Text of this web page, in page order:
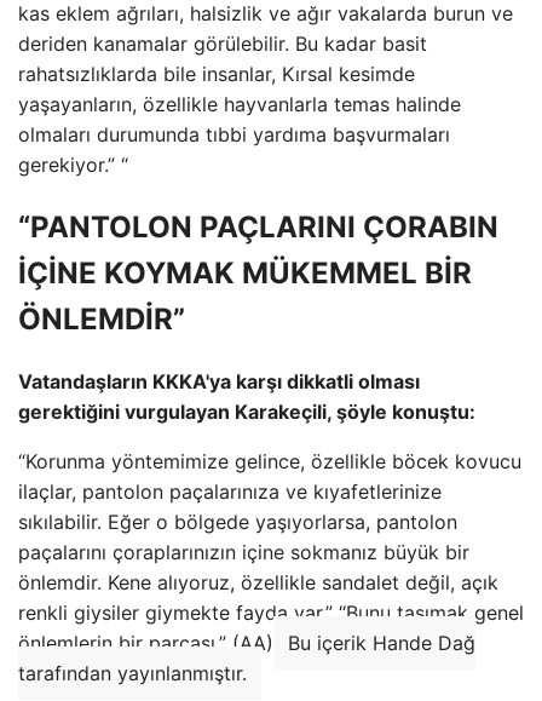
kas eklem ağrıları, halsizlik ve ağır vakalarda burun ve
deriden kanamalar görülebilir. Bu kadar basit
rahatsızlıklarda bile insanlar, Kırsal kesimde
yaşayanların, özellikle hayvanlarla temas halinde
olmaları durumunda tıbbi yardıma başvurmaları
gerekiyor.” “
“PANTOLON PAÇLARINI ÇORABIN
İÇİNE KOYMAK MÜKEMMEL BİR
ÖNLEMDİR”
Vatandaşların KKKA'ya karşı dikkatli olması
gerektiğini vurgulayan Karakeçili, şöyle konuştu:
“Korunma yöntemimize gelince, özellikle böcek kovucu
ilaçlar, pantolon paçalarınıza ve kıyafetlerinize
sıkılabilir. Eğer o bölgede yaşıyorlarsa, pantolon
paçalarını çoraplarınızın içine sokmanız büyük bir
önlemdir. Kene alıyoruz, özellikle sandalet değil, açık
renkli giysiler giymekte fayda var.” “Bunu taşımak genel
önlemlerin bir parçası.” (AA)
Bu içerik Hande Dağ
tarafından yayınlanmıştır.